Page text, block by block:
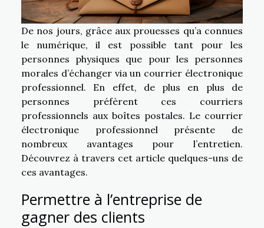
De nos jours, grâce aux prouesses qu’a connues
le numérique, il est possible tant pour les
personnes physiques que pour les personnes
morales d’échanger via un courrier électronique
professionnel. En effet, de plus en plus de
personnes préfèrent ces courriers
professionnels aux boîtes postales. Le courrier
électronique professionnel présente de
nombreux avantages pour l’entretien.
Découvrez à travers cet article quelques-uns de
ces avantages.
Permettre à l’entreprise de
gagner des clients